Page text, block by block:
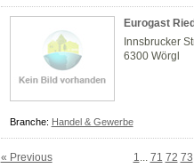
Eurogast
Innsbrucker
6300 Wörgl
Branche: Handel & Gewerbe
« Previous 1 71 72 73